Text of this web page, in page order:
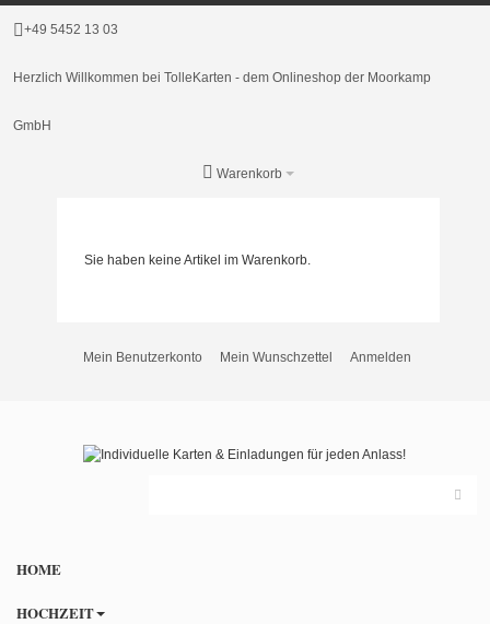
+49 5452 13 03
Herzlich Willkommen bei TolleKarten - dem Onlineshop der Moorkamp
GmbH
Warenkorb
Sie haben keine Artikel im Warenkorb.
Mein Benutzerkonto Mein Wunschzettel Anmelden
HOME
HOCHZEIT